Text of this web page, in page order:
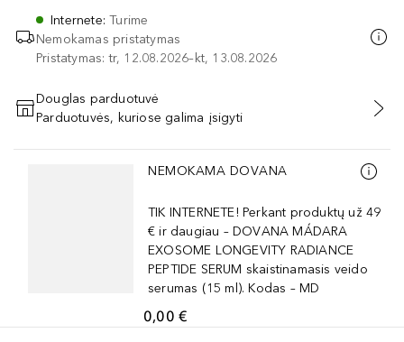
Internete:Turime
Nemokamas pristatymas
Pristatymas: tr, 12.08.2026–kt, 13.08.2026
PRIDĖTI Į KREPŠELĮ
Douglas parduotuvė
Parduotuvės, kuriose galima įsigyti
Praleisti slankiklį
NEMOKAMA DOVANA
TIK INTERNETE! Perkant produktų už 49
€ ir daugiau – DOVANA MÁDARA
EXOSOME LONGEVITY RADIANCE
PEPTIDE SERUM skaistinamasis veido
serumas (15 ml). Kodas – MD
0,00 €